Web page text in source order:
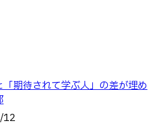
期待されて学ぶ人」の差が埋め
12